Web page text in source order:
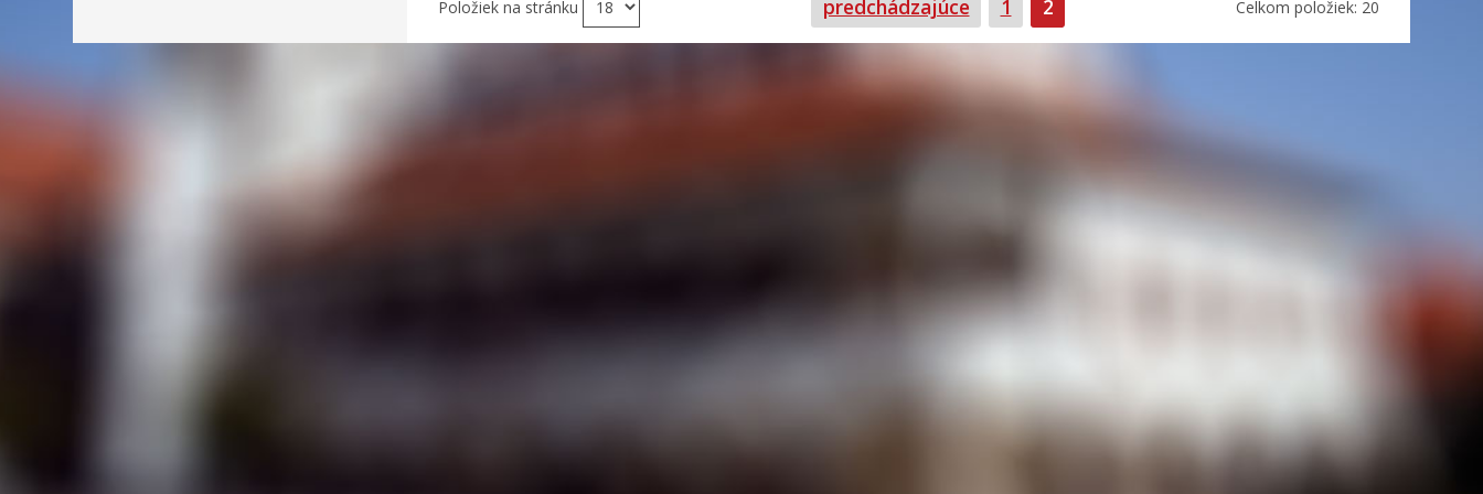
Položiek na stránku predchádzajúce 1 2 Celkom položiek: 20